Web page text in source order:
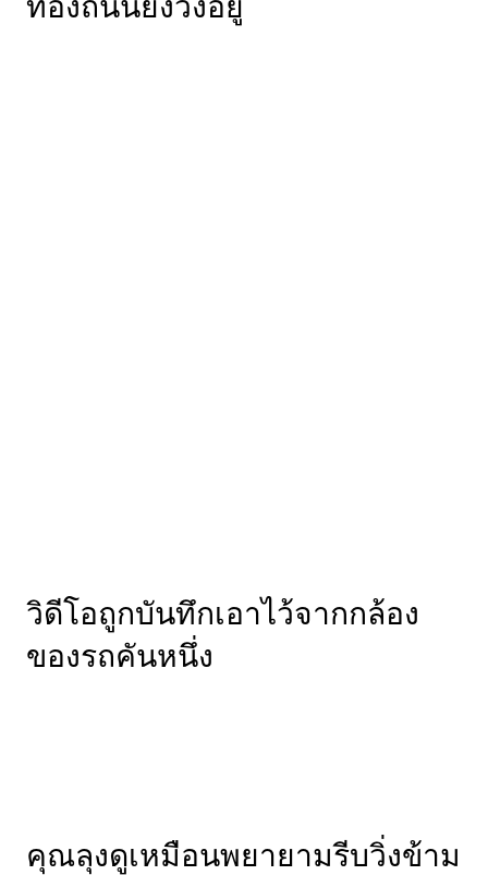
วิดีโอถูกบันทึกเอาไว้จากกล้อง
ของรถคันหนึ่ง
คุณลุงดูเหมือนพยายามรีบวิ่งข้าม